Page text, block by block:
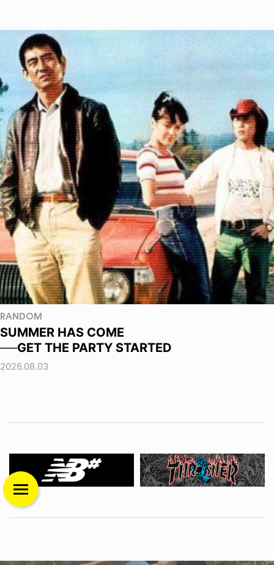
RANDOM
SUMMER HAS COME
──GET THE PARTY STARTED
2026.08.03